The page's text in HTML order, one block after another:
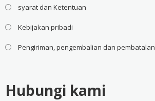
syarat dan Ketentuan
Kebijakan pribadi
Pengiriman, pengembalian dan pembatalan
Hubungi kami